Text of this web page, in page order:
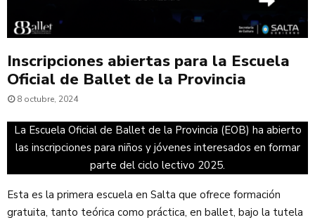
Inscripciones abiertas para la Escuela
Oficial de Ballet de la Provincia
8 octubre, 2024
La Escuela Oficial de Ballet de la Provincia (EOB) ha abierto
las inscripciones para niños y jóvenes interesados en formar
parte del ciclo lectivo 2025.
Esta es la primera escuela en Salta que ofrece formación
gratuita, tanto teórica como práctica, en ballet, bajo la tutela